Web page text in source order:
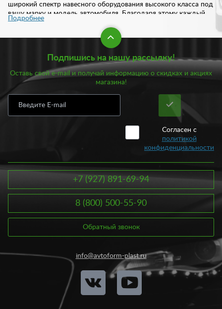
широкий спектр навесного оборудования высокого класса под
вашу марку и модель автомобиля. Благодаря этому каждый
автовладелец сможет подобрать защиту под свои требования.
Защита бампера: виды и особенности
Практически каждый автовладелец рано или поздно
задумывается об установке на свой автомобиль
дополнительной защиты. И в первую очередь стоит
присмотреться к защите переднего и заднего бампера. В
купить кенгурятник не составляет проблемы. Главное условие
выбора – грамотно подобрать аксессуар под свой автомобиль.
Защита переднего бампера, как и заднего представлена в виде
металлической трубы. Устанавливаются такие трубы как на
кенгурина может быть различным: 40, 60, 80 и даже 101 мм.
По своему дизайну, защита переднего бампера обычно
закрывает капот, фары и крылья, а защита заднего бампера
обычно закрывает сам бампер.
преимуществ, среди которых:
Обеспечение кузову более длительную эксплуатацию
Улучшение аэродинамических характеристик
автомобиля;
Улучшение эстетических особенностей авто.
Сегодня различают несколько видов защиты переднего и
Подробнее
Подпишись на нашу рассылку!
Оставь свой e-mail и получай информацию о скидках и акциях
магазина!
Согласен с
политикой
конфиденциальности
+7 (927) 891-69-94
8 (800) 500-55-90
Обратный звонок
info@avtoform-plast.ru